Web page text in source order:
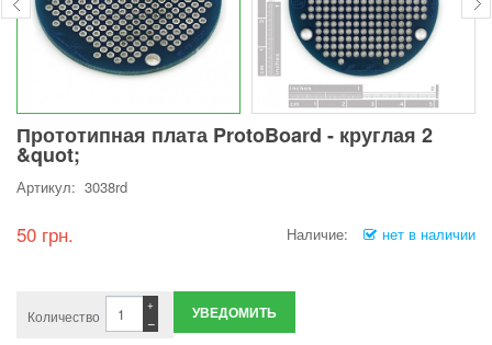
Прототипная плата ProtoBoard - круглая 2
&quot;
Артикул: 3038rd
50 грн. Наличие: нет в наличии
Количество −
+ УВЕДОМИТЬ